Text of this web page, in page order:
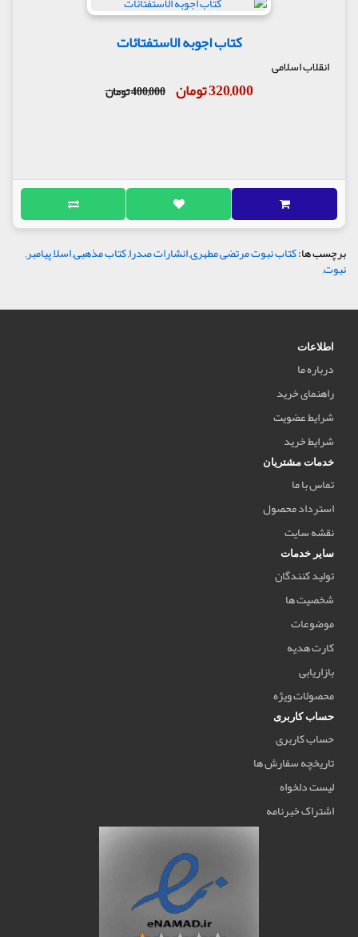
کتاب اجوبه الاستفتائات
انقلاب اسلامی
320,000 تومان 400,000 تومان
برچسب ها:کتاب نبوت مرتضی مطهری,انشارات صدرا,کتاب مذهبی,اسلا,پیامبر,
نبوت,
اطلاعات
درباره ما
راهنمای خرید
شرایط عضویت
شرایط خرید
خدمات مشتریان
تماس با ما
استرداد محصول
نقشه سایت
سایر خدمات
تولید کنندگان
شخصیت ها
موضوعات
کارت هدیه
بازاریابی
محصولات ویژه
حساب کاربری
حساب کاربری
تاریخچه سفارش ها
لیست دلخواه
اشتراک خبرنامه